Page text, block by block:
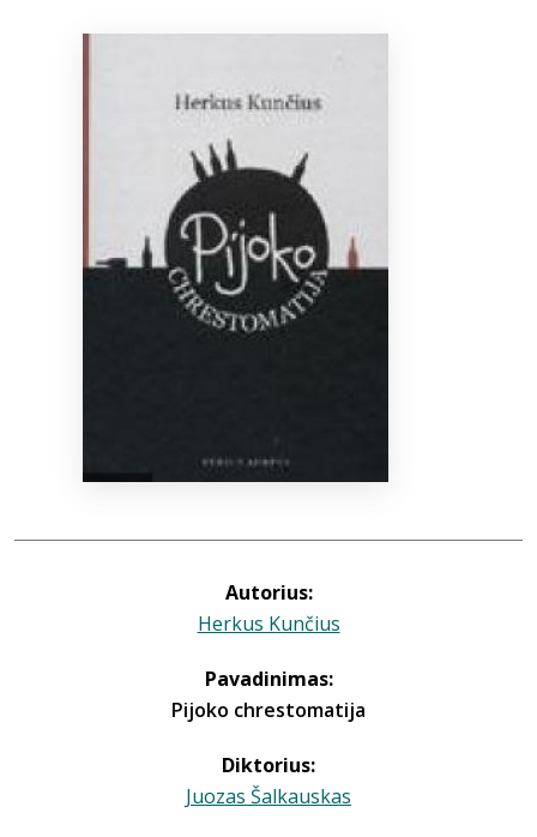
+370 667 80 541
Autorius:
Herkus Kunčius
Pavadinimas:
Pijoko chrestomatija
Diktorius:
Juozas Šalkauskas